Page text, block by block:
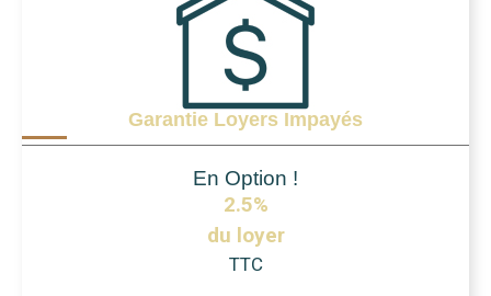
Garantie Loyers Impayés
En Option !
2.5%
du loyer
TTC